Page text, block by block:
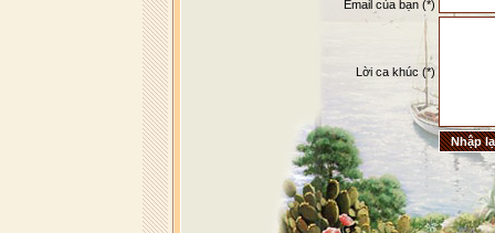
Email của bạn (*)
Lời ca khúc (*)